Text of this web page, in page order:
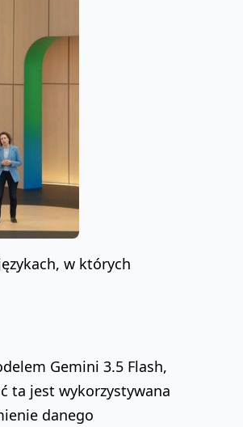
w których
Gemini 3.5 Flash,
ta jest wykorzystywana
danego